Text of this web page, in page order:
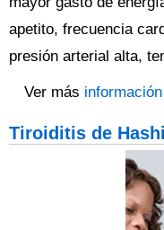
apetito, frecuencia
presión arterial alta,
Ver más
Tiroiditis de